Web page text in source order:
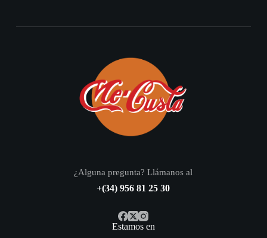
¿Alguna pregunta? Llámanos al
+(34) 956 81 25 30
Estamos en